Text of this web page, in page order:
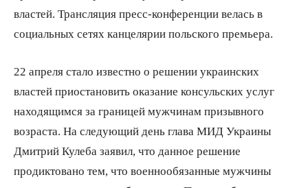
властей. Трансляция пресс-конференции велась в
социальных сетях канцелярии польского премьера.
22 апреля стало известно о решении украинских
властей приостановить оказание консульских услуг
находящимся за границей мужчинам призывного
возраста. На следующий день глава МИД Украины
Дмитрий Кулеба заявил, что данное решение
продиктовано тем, что военнообязанные мужчины